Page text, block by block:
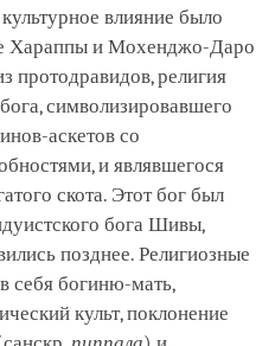
влияние было
Хараппы и Мохенджо-Даро
протодравидов, религия
символизировавшего
аскетов со
и являвшегося
скота. Этот бог был
бога Шивы,
позднее. Религиозные
себя богиню-мать,
культ, поклонение